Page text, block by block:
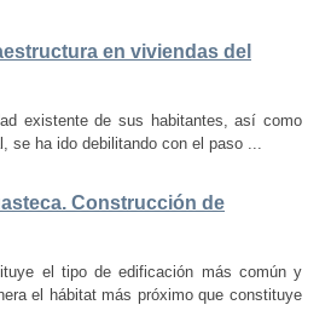
en viviendas del
existente de sus habitantes, así como
se ha ido debilitando con el paso ...
Construcción de
el tipo de edificación más común y
el hábitat más próximo que constituye